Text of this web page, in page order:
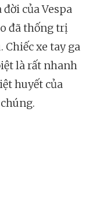
của Vespa
đã thống trị
Chiếc xe tay ga
là rất nhanh
huyết của